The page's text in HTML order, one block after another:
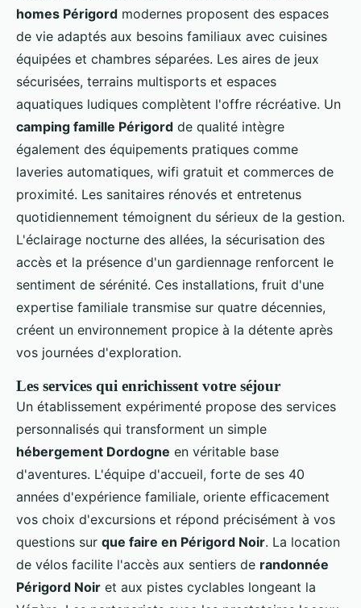
homes Périgord modernes proposent des espaces
de vie adaptés aux besoins familiaux avec cuisines
équipées et chambres séparées. Les aires de jeux
sécurisées, terrains multisports et espaces
aquatiques ludiques complètent l'offre récréative. Un
camping famille Périgord de qualité intègre
également des équipements pratiques comme
laveries automatiques, wifi gratuit et commerces de
proximité. Les sanitaires rénovés et entretenus
quotidiennement témoignent du sérieux de la gestion.
L'éclairage nocturne des allées, la sécurisation des
accès et la présence d'un gardiennage renforcent le
sentiment de sérénité. Ces installations, fruit d'une
expertise familiale transmise sur quatre décennies,
créent un environnement propice à la détente après
vos journées d'exploration.
Les services qui enrichissent votre séjour
Un établissement expérimenté propose des services
personnalisés qui transforment un simple
hébergement Dordogne en véritable base
d'aventures. L'équipe d'accueil, forte de ses 40
années d'expérience familiale, oriente efficacement
vos choix d'excursions et répond précisément à vos
questions sur que faire en Périgord Noir. La location
de vélos facilite l'accès aux sentiers de randonnée
Périgord Noir et aux pistes cyclables longeant la